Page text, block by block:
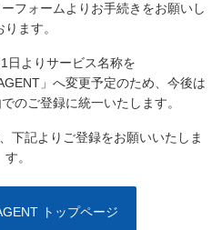
フォームよりお手続きをお願いし
ります。
日よりサービス名称を
」へ変更予定のため、 今後は
のご登録に統一いたします。
下記よりご登録をお願いいたしま
す。
トップページ